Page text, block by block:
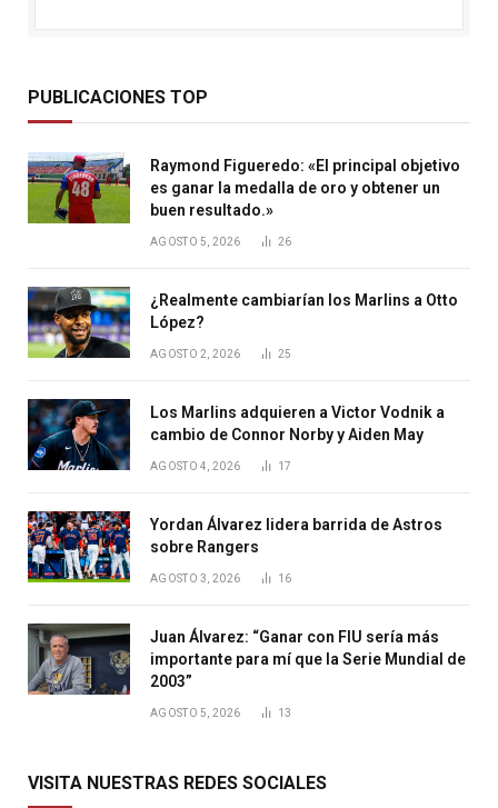
PUBLICACIONES TOP
Raymond Figueredo: «El principal objetivo
es ganar la medalla de oro y obtener un
buen resultado.»
AGOSTO 5, 2026 26
¿Realmente cambiarían los Marlins a Otto
López?
AGOSTO 2, 2026 25
Los Marlins adquieren a Victor Vodnik a
cambio de Connor Norby y Aiden May
AGOSTO 4, 2026 17
Yordan Álvarez lidera barrida de Astros
sobre Rangers
AGOSTO 3, 2026 16
Juan Álvarez: “Ganar con FIU sería más
importante para mí que la Serie Mundial de
2003”
AGOSTO 5, 2026 13
VISITA NUESTRAS REDES SOCIALES